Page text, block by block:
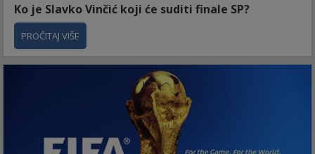
Ko je Slavko Vinčić koji će suditi finale SP?
PROČITAJ VIŠE